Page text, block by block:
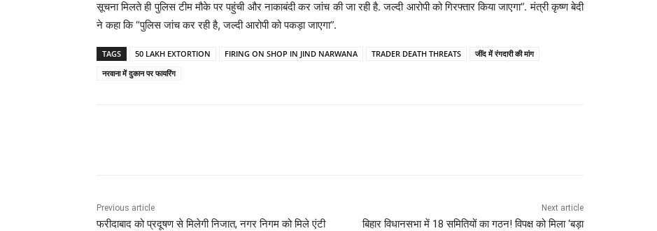
सूचना मिलते ही पुलिस टीम मौके पर पहुंची और नाकाबंदी कर जांच की जा रही है. जल्दी आरोपी को गिरफ्तार किया जाएगा”. मंत्री कृष्ण बेदी
ने कहा कि “पुलिस जांच कर रही है, जल्दी आरोपी को पकड़ा जाएगा”.
TAGS 50 LAKH EXTORTION FIRING ON SHOP IN JIND NARWANA TRADER DEATH THREATS
जींद में रंगदारी की मांग
नरवाना में दुकान पर फायरिंग
Previous article
फरीदाबाद को प्रदूषण से मिलेगी निजात, नगर निगम को मिले एंटी
Next article
बिहार विधानसभा में 18 समितियों का गठन! विपक्ष को मिला ‘बड़ा